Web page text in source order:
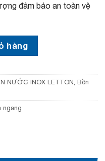
đảm bảo an toàn vệ
304 bảo hành 15 năm
hàng
NƯỚC INOX LETTON, Bồn
ngang